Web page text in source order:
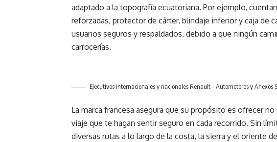
adaptado a la topografía ecuatoriana. Por ejemplo,
reforzadas, protector de cárter, blindaje inferior y caja de
usuarios seguros y respaldados, debido a que ningún
carrocerías.
Ejecutivos internacionales y nacionales Renault – Automotores y Anexos
La marca francesa asegura que su propósito es ofrecer
viaje que te hagan sentir seguro en cada recorrido. Sin
diversas rutas a lo largo de la costa, la sierra y el oriente